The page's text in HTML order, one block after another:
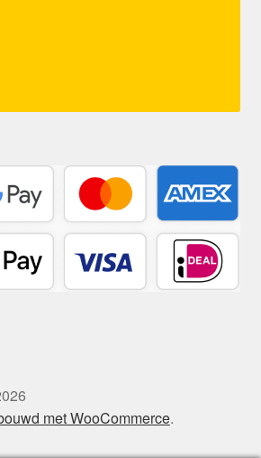
met WooCommerce.